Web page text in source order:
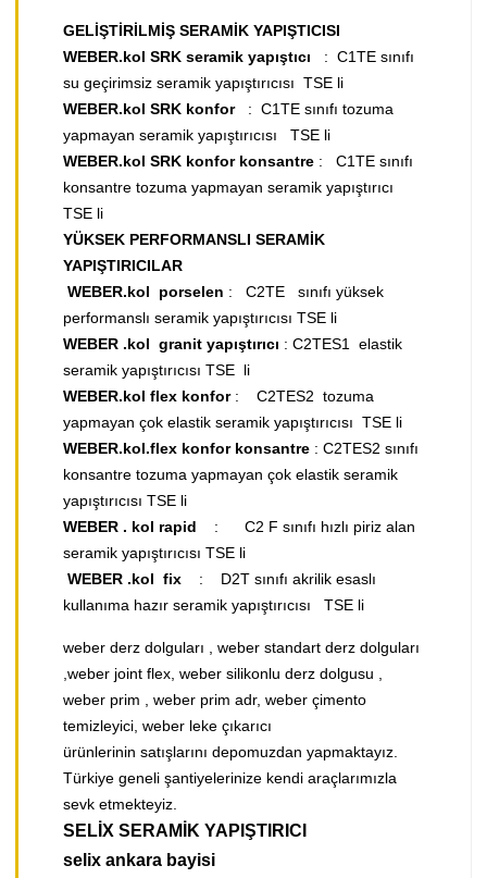
GELİŞTİRİLMİŞ SERAMİK YAPIŞTICISI
WEBER.kol SRK seramik yapıştıcı : C1TE sınıfı
su geçirimsiz seramik yapıştırıcısı TSE li
WEBER.kol SRK konfor: C1TE sınıfı tozuma
yapmayan seramik yapıştırıcısı TSE li
WEBER.kol SRK konfor konsantre : C1TE sınıfı
konsantre tozuma yapmayan seramik yapıştırıcı
TSE li
YÜKSEK PERFORMANSLI SERAMİK
YAPIŞTIRICILAR
​WEBER.kol porselen : C2TE sınıfı yüksek
performanslı seramik yapıştırıcısı TSE li
WEBER .kol granit yapıştırıcı : C2TES1 elastik
seramik yapıştırıcısı TSE li
WEBER.kol flex konfor: C2TES2 tozuma
yapmayan çok elastik seramik yapıştırıcısı TSE li
WEBER.kol.flex konfor konsantre : C2TES2 sınıfı
konsantre tozuma yapmayan çok elastik seramik
yapıştırıcısı TSE li
WEBER . kol rapid
: C2 F sınıfı hızlı piriz alan
seramik yapıştırıcısı TSE li
WEBER .kol fix
: D2T sınıfı akrilik esaslı
kullanıma hazır seramik yapıştırıcısı TSE li
weber derz dolguları , weber standart derz dolguları
,weber joint flex, weber silikonlu derz dolgusu ,
weber prim , weber prim adr, weber çimento
temizleyici, weber leke çıkarıcı
​ürünlerinin satışlarını depomuzdan yapmaktayız.
Türkiye geneli şantiyelerinize kendi araçlarımızla
sevk etmekteyiz.
SELİX SERAMİK YAPIŞTIRICI
​selix ankara bayisi